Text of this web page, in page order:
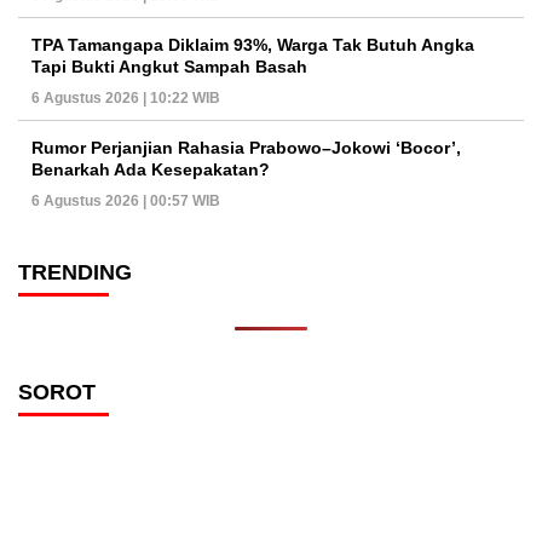
TPA Tamangapa Diklaim 93%, Warga Tak Butuh Angka
Tapi Bukti Angkut Sampah Basah
6 Agustus 2026 | 10:22 WIB
Rumor Perjanjian Rahasia Prabowo–Jokowi ‘Bocor’,
Benarkah Ada Kesepakatan?
6 Agustus 2026 | 00:57 WIB
TRENDING
SOROT